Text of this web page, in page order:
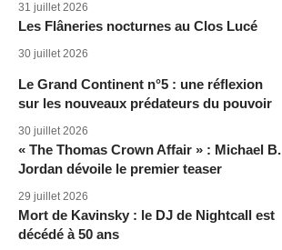
31 juillet 2026
Les Flâneries nocturnes au Clos Lucé
30 juillet 2026
Le Grand Continent n°5 : une réflexion
sur les nouveaux prédateurs du pouvoir
30 juillet 2026
« The Thomas Crown Affair » : Michael B.
Jordan dévoile le premier teaser
29 juillet 2026
Mort de Kavinsky : le DJ de Nightcall est
décédé à 50 ans